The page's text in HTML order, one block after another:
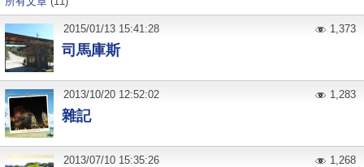
司馬庫斯
2015/01/13 15:41:28 1,373
雜記
2013/10/20 12:52:02 1,283
2013/07/10 15:35:26 1,268